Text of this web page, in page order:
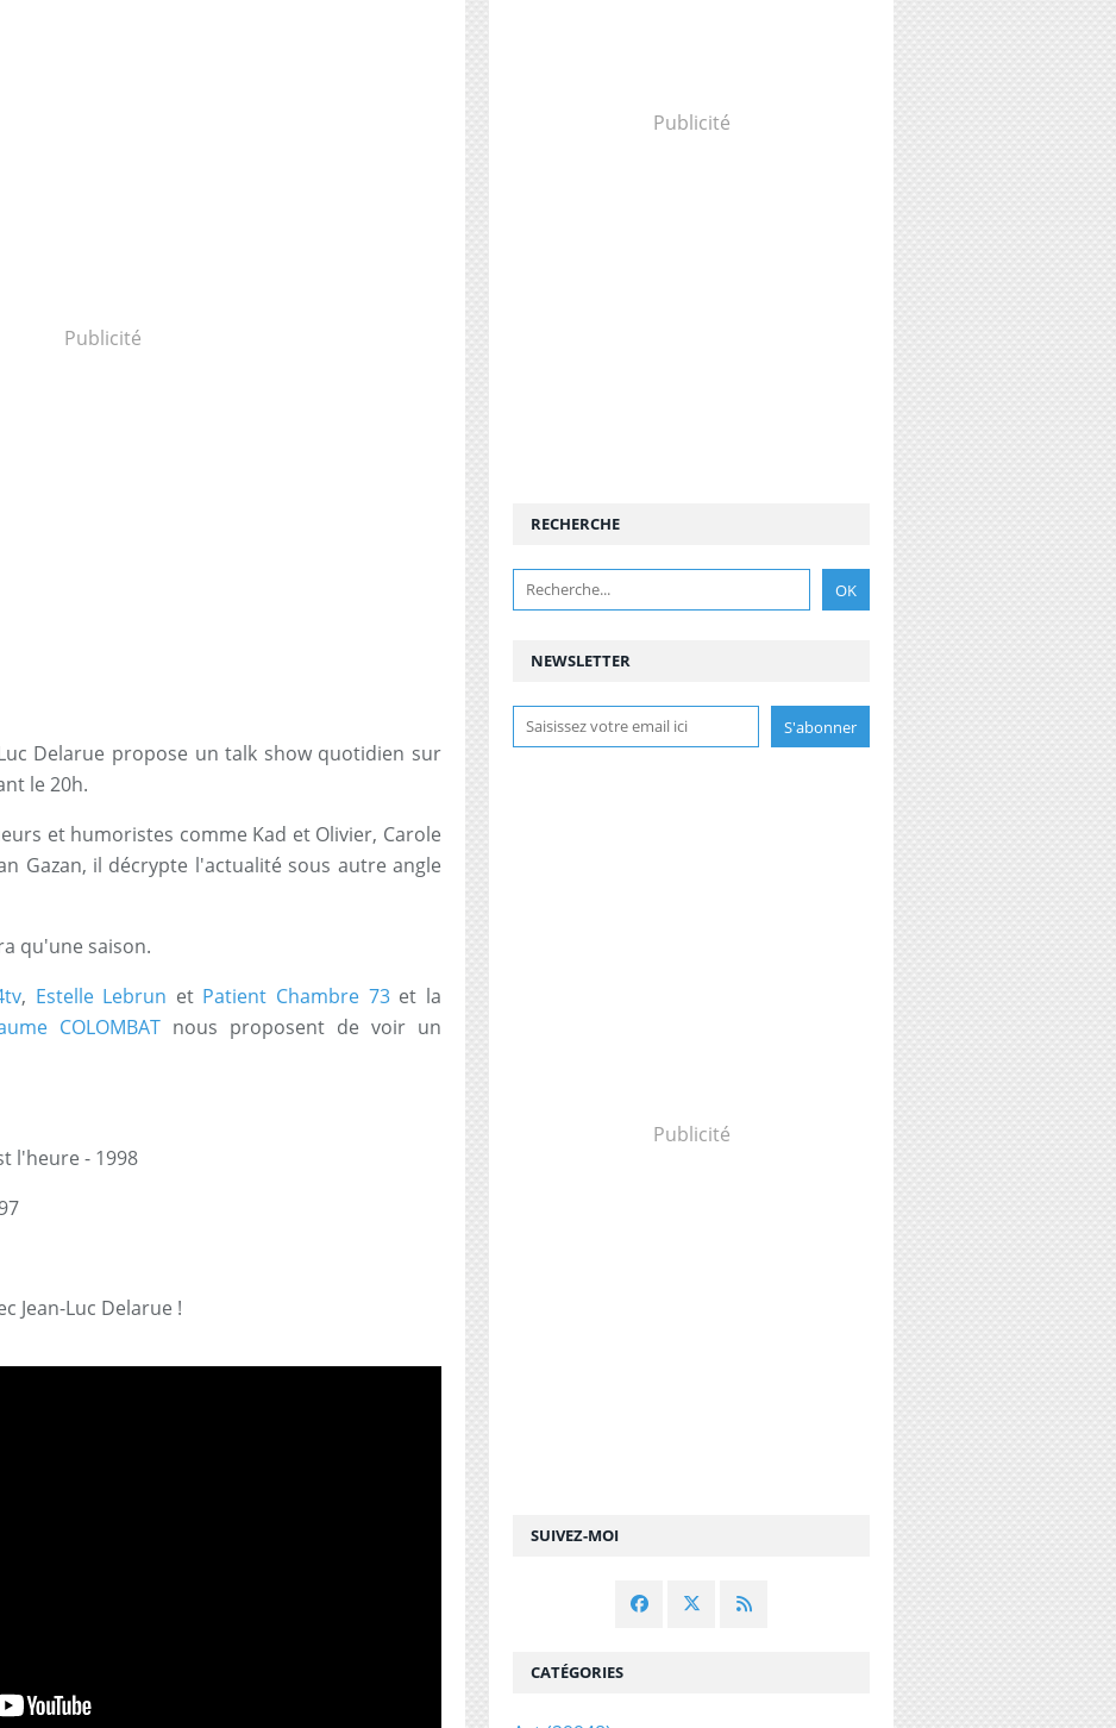
Publicité
Delarue propose un talk show quotidien sur
le 20h.
et humoristes comme Kad et Olivier, Carole
Gazan, il décrypte l'actualité sous autre angle
qu'une saison.
, Estelle Lebrun et Patient Chambre 73et la
COLOMBAT nous proposent de voir un
l'heure - 1998
Jean-Luc Delarue !
Publicité
NEWSLETTER
SUIVEZ-MOI
RECHERCHE
Publicité
CATÉGORIES